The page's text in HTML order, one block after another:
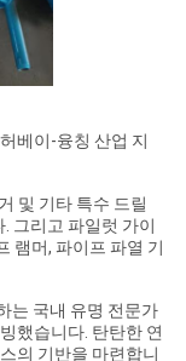
베이-융칭 산업 지
및 기타 특수 드릴
그리고 파일럿 가이
램머, 파이프 파열 기
는 국내 유명 전문가
했습니다. 탄탄한 연
의 기반을 마련합니